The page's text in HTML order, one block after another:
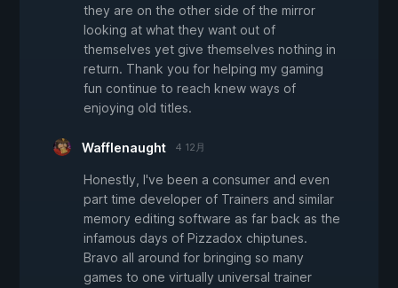
they are on the other side of the mirror
looking at what they want out of
themselves yet give themselves nothing in
return. Thank you for helping my gaming
fun continue to reach knew ways of
enjoying old titles.
Wafflenaught 4 12月
Honestly, I've been a consumer and even
part time developer of Trainers and similar
memory editing software as far back as the
infamous days of Pizzadox chiptunes.
Bravo all around for bringing so many
games to one virtually universal trainer